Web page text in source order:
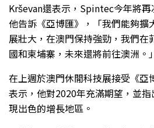
Krševan還表示，Spintec今年將再
他告訴《亞博匯》，「我們能夠擴
展壯大，在澳門保持強勁，我們在
國和柬埔寨，未來還將前往澳洲。」
在上週於澳門休閒科技展接受《亞
表示，他對2020年充滿期望，並
現出色的增長地區。